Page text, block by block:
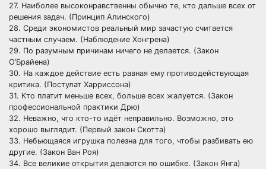
27. Наиболее высоконравственны обычно те, кто дальше всех от
решения задач. (Принцип Алинского)
28. Среди экономистов реальный мир зачастую считается
частным случаем. (Наблюдение Хонгрена)
29. По разумным причинам ничего не делается. (Закон
О’Брайена)
30. На каждое действие есть равная ему противодействующая
критика. (Постулат Харриссона)
31. Кто платит меньше всех, больше всех жалуется. (Закон
профессиональной практики Дрю)
32. Неважно, что кто-то идёт неправильно. Возможно, это
хорошо выглядит. (Первый закон Скотта)
33. Небьющаяся игрушка полезна для того, чтобы разбивать ею
другие. (Закон Ван Роя)
34. Все великие открытия делаются по ошибке. (Закон Янга)